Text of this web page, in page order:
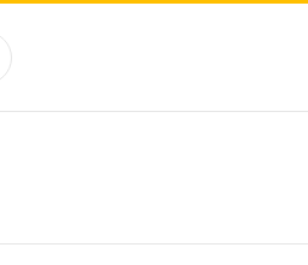
四国
アジア